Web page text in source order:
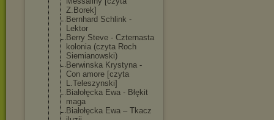
Z.Borek]
Bernhard Schlink -
Lektor
Berry Steve - Czternasta
kolonia (czyta Roch
Siemianowski)
Berwinska Krystyna -
Con amore [czyta
L.Teleszynski]
Białołęcka Ewa - Błękit
maga
Białołęcka Ewa – Tkacz